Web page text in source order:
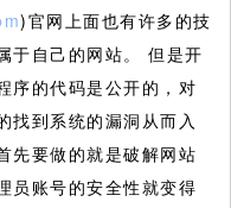
)官网上面也有许多的技
自己的网站。
但是开
序的代码是公开的，对
找到系统的漏洞从而入
先要做的就是破解网站
员账号的安全性就变得